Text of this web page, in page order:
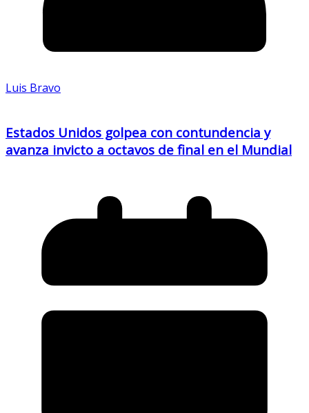
Luis Bravo
Estados Unidos golpea con contundencia y
avanza invicto a octavos de final en el Mundial